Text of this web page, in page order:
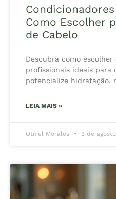
Como Escolher
de Cabelo
Descubra como
profissionais ideais para
potencialize hidratação,
LEIA MAIS »
Otniel Morales 3 de